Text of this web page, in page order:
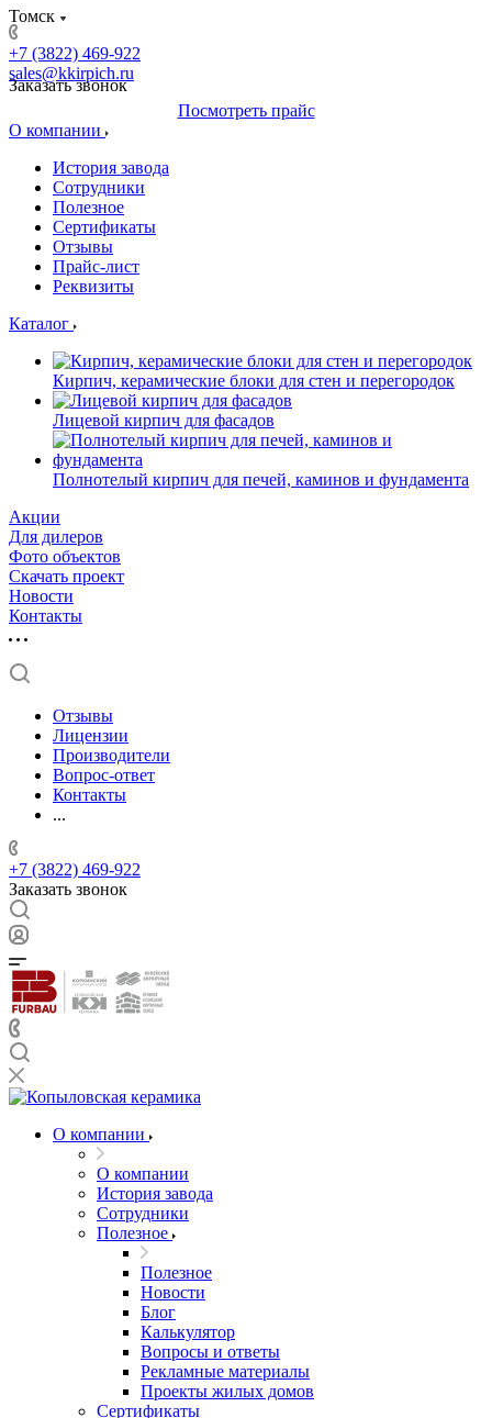
Томск
+7 (3822) 469-922
sales@kkirpich.ru
Заказать звонок
Посмотреть прайс
О компании
История завода
Сотрудники
Полезное
Сертификаты
Отзывы
Прайс-лист
Реквизиты
Каталог
Кирпич, керамические блоки для стен и перегородок
Лицевой кирпич для фасадов
Полнотелый кирпич для печей, каминов и фундамента
Акции
Для дилеров
Фото объектов
Скачать проект
Новости
Контакты
Отзывы
Лицензии
Производители
Вопрос-ответ
Контакты
...
+7 (3822) 469-922
Заказать звонок
О компании
О компании
История завода
Сотрудники
Полезное
Полезное
Новости
Блог
Калькулятор
Вопросы и ответы
Рекламные материалы
Проекты жилых домов
Сертификаты